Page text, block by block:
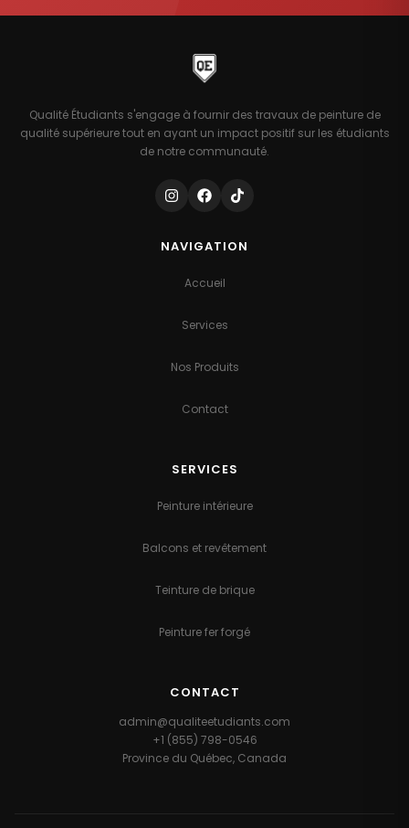
Qualité Étudiants s'engage à fournir des travaux de peinture de
qualité supérieure tout en ayant un impact positif sur les étudiants
de notre communauté.
NAVIGATION
Accueil
Services
Nos Produits
Contact
SERVICES
Peinture intérieure
Balcons et revêtement
Teinture de brique
Peinture fer forgé
CONTACT
admin@qualiteetudiants.com
+1 (855) 798-0546
Province du Québec, Canada